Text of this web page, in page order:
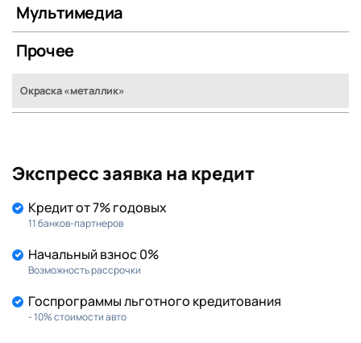
Мультимедиа
Прочее
Окраска «металлик»
Экспресс заявка на кредит
Кредит от 7% годовых
11 банков-партнеров
Начальный взнос 0%
Возможность рассрочки
Госпрограммы льготного кредитования
- 10% стоимости авто